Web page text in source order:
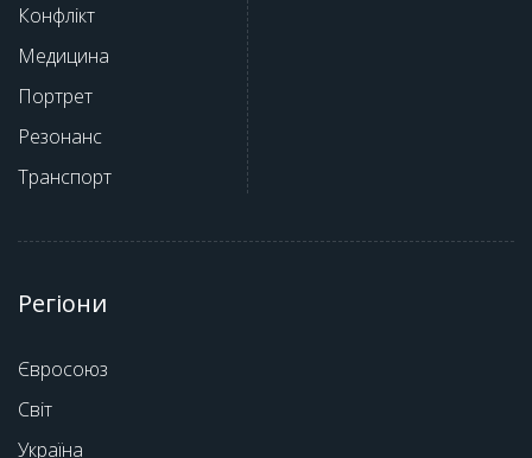
Конфлікт
Медицина
Портрет
Резонанс
Транспорт
Регіони
Євросоюз
Світ
Україна